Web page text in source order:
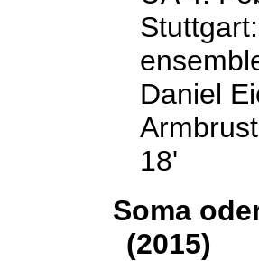
Stuttgart:
Daniel
18'
Soma
(2015)